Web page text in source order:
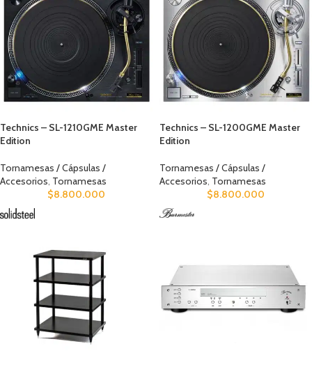
Technics – SL-1210GME Master
Edition
Tornamesas / Cápsulas /
Accesorios, Tornamesas
$8.800.000
Technics – SL-1200GME Master
Edition
Tornamesas / Cápsulas /
Accesorios, Tornamesas
$8.800.000